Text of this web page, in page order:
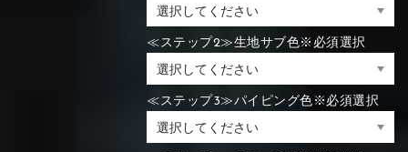
≪ステップ2≫生地サブ色※必須選択
≪ステップ3≫パイピング色※必須選択